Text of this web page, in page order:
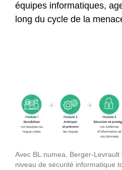
équipes informatiques,
long du cycle de la
Avec BL.numea, Berger-
niveau de sécurité informatique